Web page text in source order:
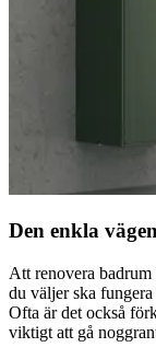
Den enkla
Att renovera
du väljer ska
Ofta är det också
viktigt att gå